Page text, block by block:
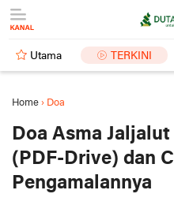
Utama TERKINI
Home › Doa
Doa Asma
(PDF-Drive) dan
Pengamalannya